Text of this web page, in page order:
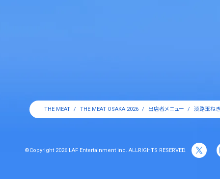
THE MEAT THE MEAT OSAKA 2026 出店者メニュー 淡路玉ね
©Copyright 2026 LAF Entertainment inc. ALLRIGHTS RESERVED.